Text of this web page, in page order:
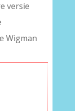
versie
Wigman